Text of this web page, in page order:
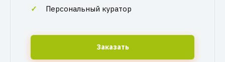
Персональный куратор
Заказать